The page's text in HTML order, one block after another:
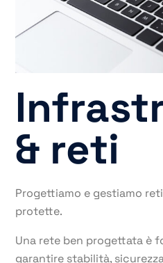
& reti
Progettiamo e gestiamo
protette.
Una rete ben progettata è
garantire stabilità,